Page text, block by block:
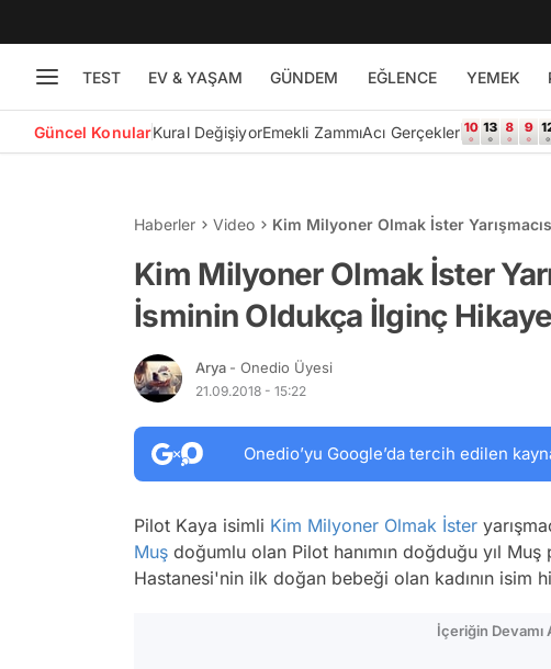
TEST EV & YAŞAM GÜNDEM EĞLENCE YEMEK
Güncel KonularKural DeğişiyorEmekli ZammıAcı Gerçekler
Haberler Video Kim Milyoner Olmak İster
Kim Milyoner Olmak İster
İsminin Oldukça İlginç
Arya - Onedio Üyesi
21.09.2018 - 15:22
Onedio’yu Google’da tercih edilen
Pilot Kaya isimli Kim Milyoner Olmak İster
Muş doğumlu olan Pilot hanımın doğduğu yıl
Hastanesi'nin ilk doğan bebeği olan kadının isim
İçeriğin Devamı